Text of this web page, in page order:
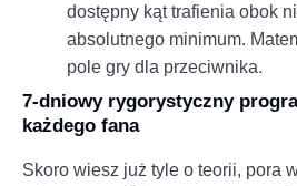
dostępny kąt trafienia obok
absolutnego minimum.
pole gry dla przeciwnika.
7-dniowy rygorystyczny
każdego fana
Skoro wiesz już tyle o teorii, pora